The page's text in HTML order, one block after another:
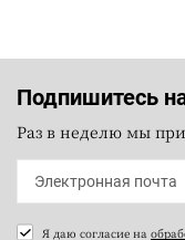
Подпишитесь
Раз в неделю мы
Я даю согласие на